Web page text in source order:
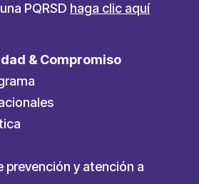
PQRSD haga clic aquí
& Compromiso
prevención y atención a